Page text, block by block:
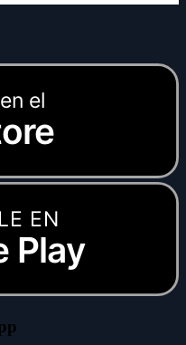
el
EN
Play